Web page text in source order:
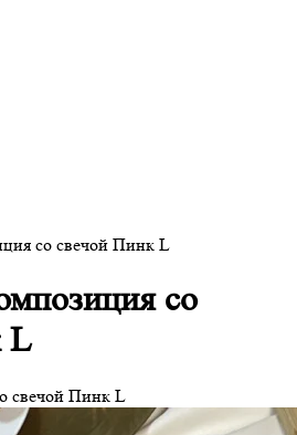
со свечой Пинк L
со
L
свечой Пинк L